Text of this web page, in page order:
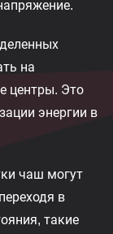
на
центры. Это
энергии в
чаш могут
в
такие